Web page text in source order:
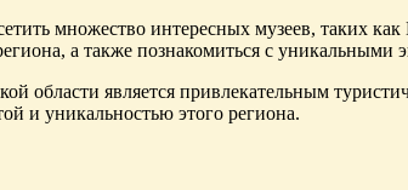
множество интересных музеев, таких
а также познакомиться с уникальными
области является привлекательным
и уникальностью этого региона.